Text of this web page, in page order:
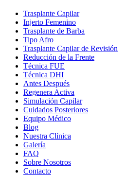
Trasplante Capilar
Injerto Femenino
Trasplante de Barba
Tipo Afro
Trasplante Capilar de Revisión
Reducción de la Frente
Técnica FUE
Técnica DHI
Antes Después
Regenera Activa
Simulación Capilar
Cuidados Posteriores
Equipo Médico
Blog
Nuestra Clínica
Galería
FAQ
Sobre Nosotros
Contacto